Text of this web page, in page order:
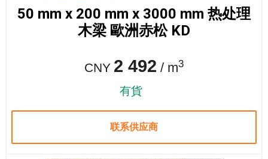
50 mm x 200 mm x 3000 mm 热处理
木梁 歐洲赤松 KD
CNY 2 492 / m3
有貨
联系供应商